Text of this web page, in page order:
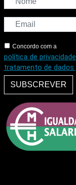
Concordo com a
política de
tratamento de dados
SUBSCREVER